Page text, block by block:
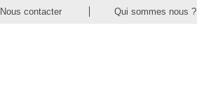
Nous contacter Qui sommes nous ?